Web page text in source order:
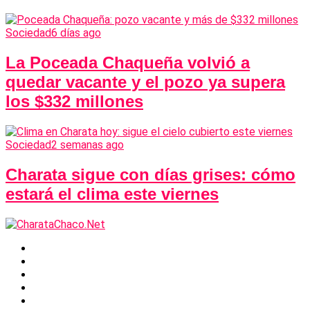
Sociedad6 días ago
La Poceada Chaqueña volvió a
quedar vacante y el pozo ya supera
los $332 millones
Sociedad2 semanas ago
Charata sigue con días grises: cómo
estará el clima este viernes